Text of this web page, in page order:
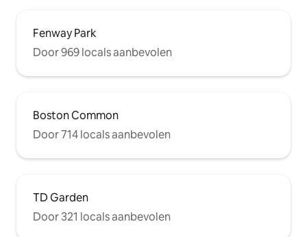
Fenway Park
Door 969 locals aanbevolen
Boston Common
Door 714 locals aanbevolen
TD Garden
Door 321 locals aanbevolen